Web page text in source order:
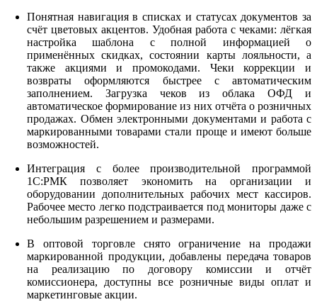
Понятная навигация в списках и статусах документов за
счёт цветовых акцентов. Удобная работа с чеками: лёгкая
настройка шаблона с полной информацией о
применённых скидках, состоянии карты лояльности, а
также акциями и промокодами. Чеки коррекции и
возвраты оформляются быстрее с автоматическим
заполнением. Загрузка чеков из облака ОФД и
автоматическое формирование из них отчёта о розничных
продажах. Обмен электронными документами и работа с
маркированными товарами стали проще и имеют больше
возможностей.
Интеграция с более производительной программой
1С:РМК позволяет экономить на организации и
оборудовании дополнительных рабочих мест кассиров.
Рабочее место легко подстраивается под мониторы даже с
небольшим разрешением и размерами.
В оптовой торговле снято ограничение на продажи
маркированной продукции, добавлены передача товаров
на реализацию по договору комиссии и отчёт
комиссионера, доступны все розничные виды оплат и
маркетинговые акции.